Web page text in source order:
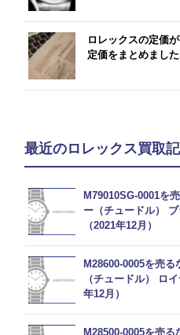
ロレックスの定価
定価をまとめまし
最近のロレックス買取
M79010SG-0001を
ー（チュードル）
（2021年12月）
M28600-0005を売
（チュードル） ロ
年12月）
M28500-0005を売